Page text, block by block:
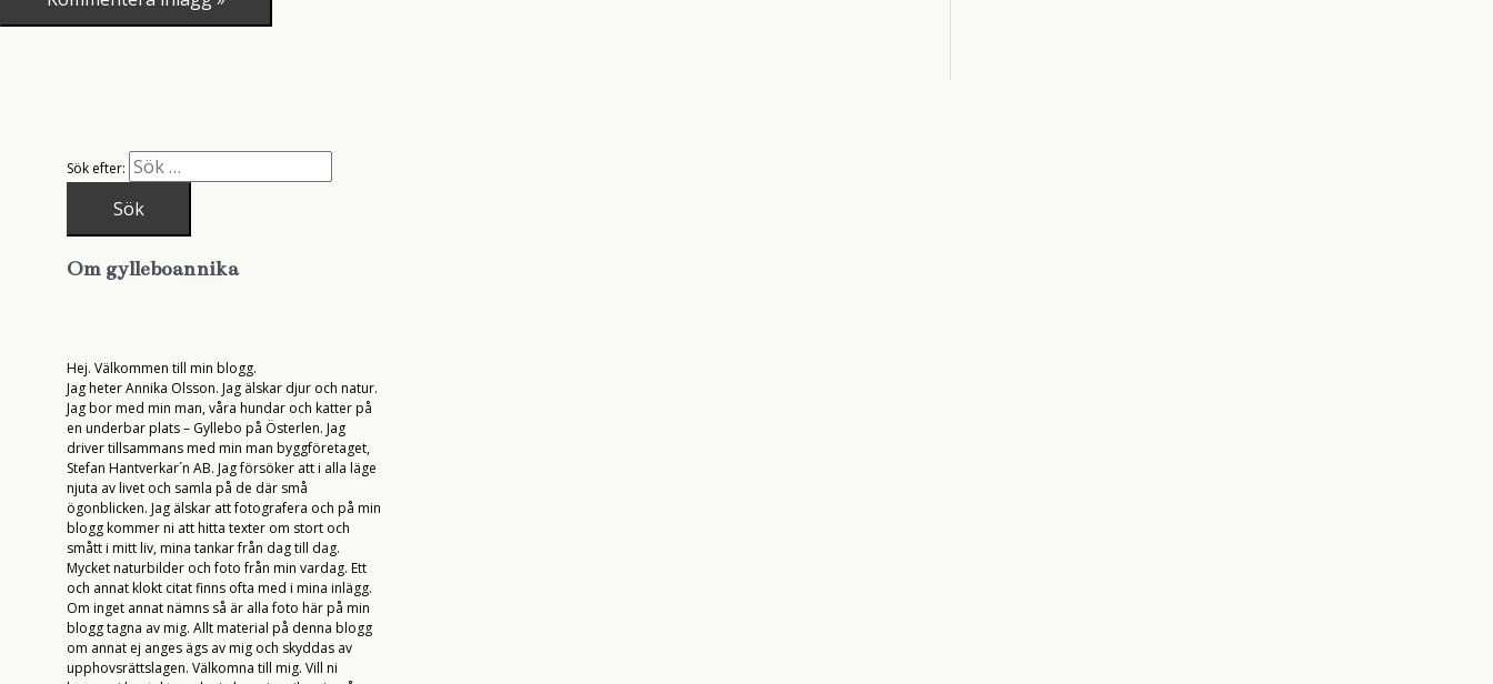
Sök efter:
Om gylleboannika
Hej. Välkommen till min blogg.
Jag heter Annika Olsson. Jag älskar djur och natur.
Jag bor med min man, våra hundar och katter på
en underbar plats – Gyllebo på Österlen. Jag
driver tillsammans med min man byggföretaget,
Stefan Hantverkar´n AB. Jag försöker att i alla läge
njuta av livet och samla på de där små
ögonblicken. Jag älskar att fotografera och på min
blogg kommer ni att hitta texter om stort och
smått i mitt liv, mina tankar från dag till dag.
Mycket naturbilder och foto från min vardag. Ett
och annat klokt citat finns ofta med i mina inlägg.
Om inget annat nämns så är alla foto här på min
blogg tagna av mig. Allt material på denna blogg
om annat ej anges ägs av mig och skyddas av
upphovsrättslagen. Välkomna till mig. Vill ni